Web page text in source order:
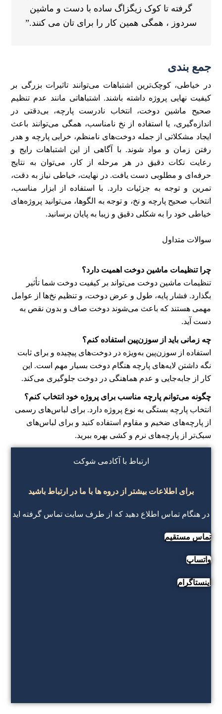
گرفته تا کوک زیگزاگ ساده با دست و ماشین
سردوز ، همگی همین کار را برای تان می کنند.”
جمع بندی
در خیاطی، کوچک‌ترین اشتباهات می‌توانند تاثیرات بزرگی بر
کیفیت نهایی پروژه داشته باشند. اشتباهاتی مانند عدم تنظیم
صحیح ماشین دوخت، انتخاب نادرست پارچه، بی‌دقتی در
اندازه‌گیری، یا استفاده از نخ نامناسب، همگی می‌توانند باعث
ایجاد مشکلاتی از جمله دوخت‌های نامنظم، خرابی پارچه و هدر
رفتن زمان و مواد شوند. با آگاهی از این اشتباهات رایج و
رعایت نکات دقیق در هر مرحله از کار، می‌توان به نتایج
حرفه‌ای و مطلوبی دست یافت. در نهایت، خیاطی نیاز به دقت،
تمرین و توجه به جزئیات دارد. با استفاده از ابزار مناسب،
انتخاب صحیح پارچه و نخ، و توجه به الگوها، می‌توانید پروژه‌های
خیاطی خود را به شکلی دقیق و زیبا به پایان برسانید.
سوالات متداول
چرا تنظیمات ماشین دوخت اهمیت دارد؟
تنظیمات ماشین دوخت می‌تواند بر کیفیت دوخت شما تأثیر
بگذارد. فشار پایه، طول و عرض دوخت، و تنظیم نخ‌ها از عوامل
مهمی هستند که باعث می‌شوند دوخت صاف و بدون نقص به
دست آید.
چه زمانی باید از سوزن‌پین استفاده کنم؟
استفاده از سوزن‌پین به‌ویژه در دوخت‌های پیچیده و برای ثابت
نگه داشتن لایه‌های پارچه هنگام دوخت بسیار مهم است. این
کار از جابه‌جایی و عدم هماهنگی در دوخت جلوگیری می‌کند.
چگونه می‌توانم پارچه مناسب برای پروژه خود انتخاب کنم؟
انتخاب پارچه بستگی به نوع پروژه دارد. برای لباس‌های رسمی
از پارچه‌های ضخیم و مقاوم استفاده کنید و برای لباس‌های
سبک‌تر از پارچه‌های نرم و کشی بهره ببرید.
ارتباط با آکادمی شوکت
برای اطلاعات بیشتر از دروه ها با ما در ارتباط باشید
در هنگام تماس اطلاع دهید که از طرف سایت تماس گرفته اید
تماس مستقیم
واتساپ
اینستاگرام